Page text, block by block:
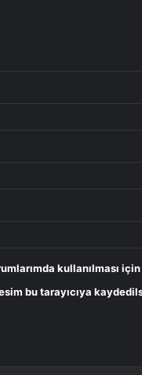
kullanılması
bu tarayıcıya